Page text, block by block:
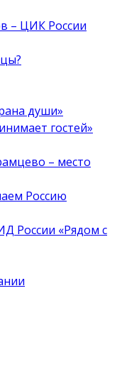
– ЦИК России
души»
гостей»
– место
Россию
России «Рядом с